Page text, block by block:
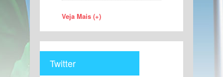
Veja Mais (+)
Twitter